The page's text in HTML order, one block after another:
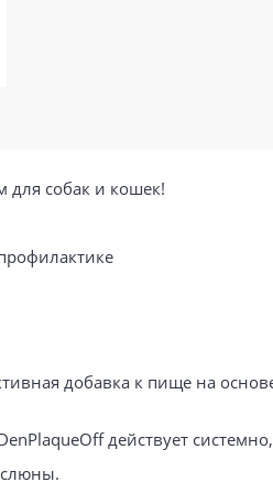
для собак и кошек!
добавка к пище на
действует